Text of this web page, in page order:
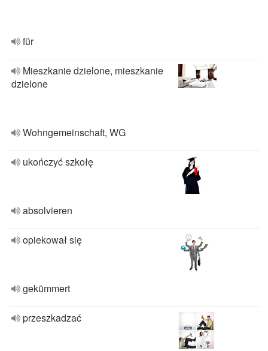
für
Mieszkanie dzielone, mieszkanie
dzielone
Wohngemeinschaft, WG
ukończyć szkołę
absolvieren
opiekował się
gekümmert
przeszkadzać